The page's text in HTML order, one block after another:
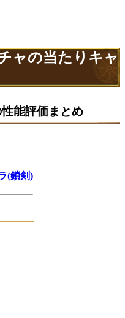
ャの当たりキャ
能評価まとめ
(鎖剣)